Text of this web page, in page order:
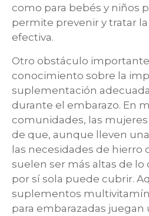
como para bebés y niños
permite prevenir y tratar
efectiva.
Otro obstáculo
conocimiento sobre la
suplementación
durante el embarazo. En
comunidades, las
de que, aunque lleven
las necesidades de hierro
suelen ser más altas de
por sí sola puede cubrir.
suplementos
para embarazadas juegan